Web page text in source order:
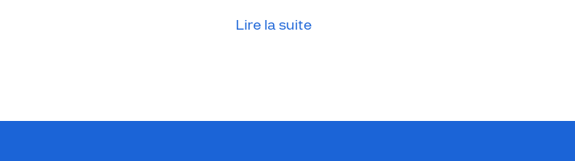
couvert, il est donc
pour vous conseiller et apporter leur
Lire la suite